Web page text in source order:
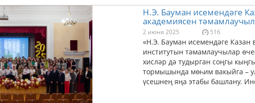
Н.Э. Бауман исемендәге
академиясен
2 июня 2025 516
«Н.Э. Бауман исемендәге
институтын тәмамлаучылар
хисләр дә тудырган соңгы
тормышында мөһим вакыйга –
үсешнең яңа этабы башлану.